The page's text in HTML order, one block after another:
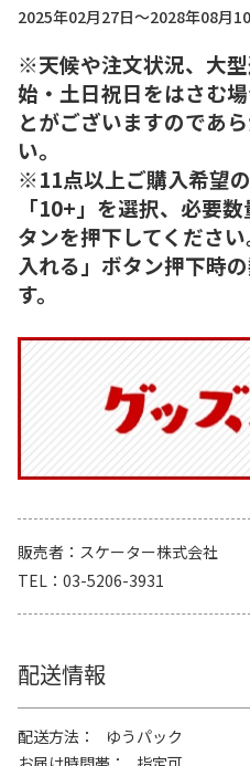
2025年02月27日～2028年08月
※天候や注文状況、大
始・土日祝日をはさむ
とがございますのであ
い。
※11点以上ご購入希望
「10+」を選択、必要
タンを押下してくださ
入れる」ボタン押下時
す。
販売者
スケーター株式会社
TEL
03-5206-3931
配送情報
配送方法
ゆうパック